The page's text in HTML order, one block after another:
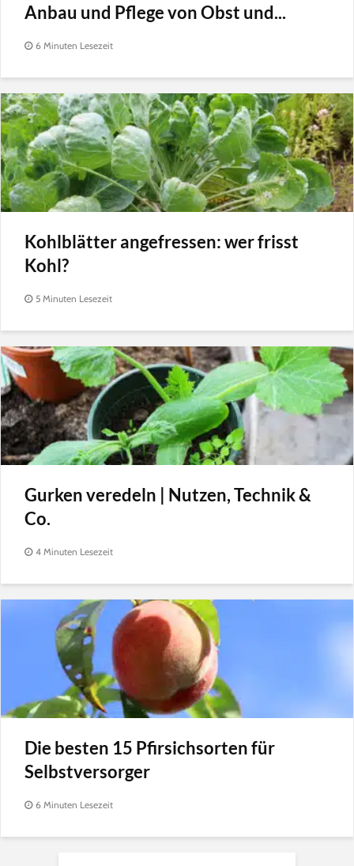
Anbau und Pflege von Obst und...
6 Minuten Lesezeit
Kohlblätter angefressen: wer frisst
Kohl?
5 Minuten Lesezeit
Gurken veredeln | Nutzen, Technik &
Co.
4 Minuten Lesezeit
Die besten 15 Pfirsichsorten für
Selbstversorger
6 Minuten Lesezeit